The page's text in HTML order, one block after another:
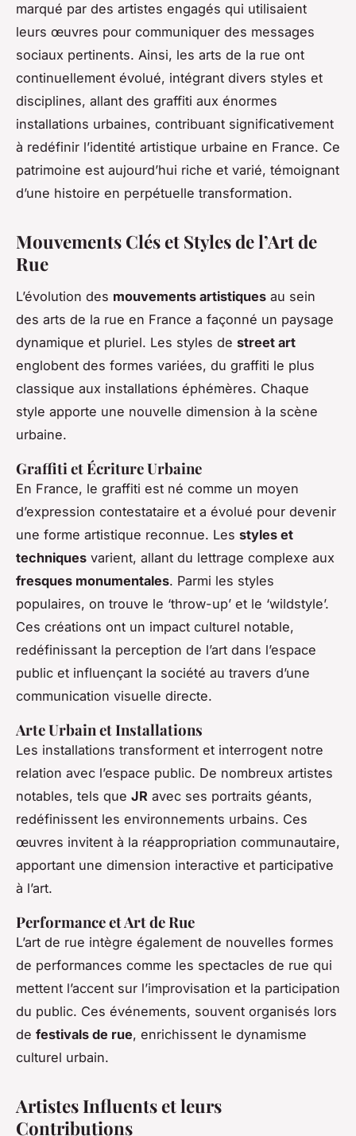
marqué par des artistes engagés qui utilisaient
leurs œuvres pour communiquer des messages
sociaux pertinents. Ainsi, les arts de la rue ont
continuellement évolué, intégrant divers styles et
disciplines, allant des graffiti aux énormes
installations urbaines, contribuant significativement
à redéfinir l’identité artistique urbaine en France. Ce
patrimoine est aujourd’hui riche et varié, témoignant
d’une histoire en perpétuelle transformation.
Mouvements Clés et Styles de l’Art de
Rue
L’évolution des mouvements artistiques au sein
des arts de la rue en France a façonné un paysage
dynamique et pluriel. Les styles de street art
englobent des formes variées, du graffiti le plus
classique aux installations éphémères. Chaque
style apporte une nouvelle dimension à la scène
urbaine.
Graffiti et Écriture Urbaine
En France, le graffiti est né comme un moyen
d’expression contestataire et a évolué pour devenir
une forme artistique reconnue. Les styles et
techniques varient, allant du lettrage complexe aux
fresques monumentales. Parmi les styles
populaires, on trouve le ‘throw-up’ et le ‘wildstyle’.
Ces créations ont un impact culturel notable,
redéfinissant la perception de l’art dans l’espace
public et influençant la société au travers d’une
communication visuelle directe.
Arte Urbain et Installations
Les installations transforment et interrogent notre
relation avec l’espace public. De nombreux artistes
notables, tels que JR avec ses portraits géants,
redéfinissent les environnements urbains. Ces
œuvres invitent à la réappropriation communautaire,
apportant une dimension interactive et participative
à l’art.
Performance et Art de Rue
L’art de rue intègre également de nouvelles formes
de performances comme les spectacles de rue qui
mettent l’accent sur l’improvisation et la participation
du public. Ces événements, souvent organisés lors
de festivals de rue, enrichissent le dynamisme
culturel urbain.
Artistes Influents et leurs
Contributions